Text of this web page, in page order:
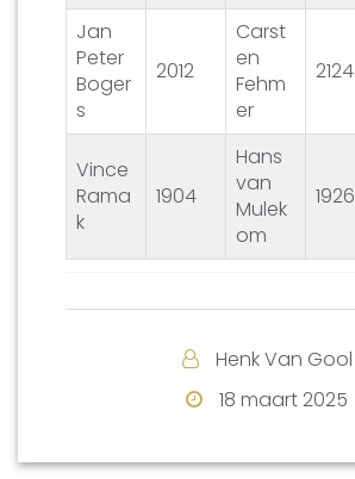
Jan
Peter
Boger
s
2012
Carst
en
Fehm
er
2124
Vince
Rama
k
1904
Hans
van
Mulek
om
1926
Henk Van Gool
18 maart 2025